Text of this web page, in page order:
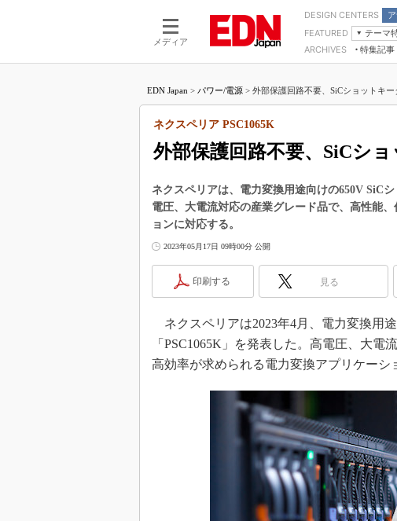
メディア
DESIGN CENTERS
モーターLSI
FEATURED
テーマ
つながるクルマ
エレクトロニクス入門
医療エレ（EE Times Japan）
製品解剖（EE Times Japan）
モ
ARCHIVES 特集記事
マイクロプロセッサ懐古録
用講座
たった2つの式で始めるDC/DCコン
DC-DCコンバーター活用講座
Wired, Weird
高速シリアル伝送技術講座
ズ編
めざせ高効率！ モーター駆動入門講
Bluetooth mesh入門
「SPICEの仕組みとその活用設計」
最新記事一覧
計測器メーカーから見た5G
USB Type-Cの登場で評価試験はど
う変わる？
電子ブ
EDN Japan > パワー/電源 > 外部保護回路不要、SiCショットキー
外部保護回路不要、SiCシ
ネクスペリア PSC1065K
ネクスペリアは、電力変換用途向けの650V SiC
電圧、大電流対応の産業グレード品で、高性能
ョンに対応する。
2023年05月17日 09時00分 公開
印刷する 見る
ネクスペリアは2023年4月、電力変換用
「PSC1065K」を発表した。高電圧、大電
高効率が求められる電力変換アプリケーシ